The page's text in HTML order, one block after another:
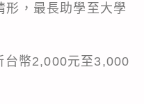
形，最長助學至大學
台幣2,000元至3,000